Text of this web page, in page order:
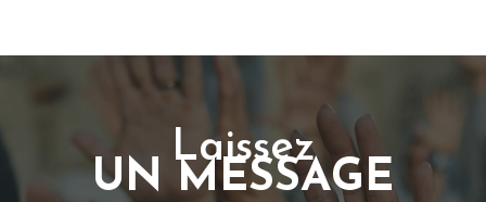
Laissez
UN MESSAGE